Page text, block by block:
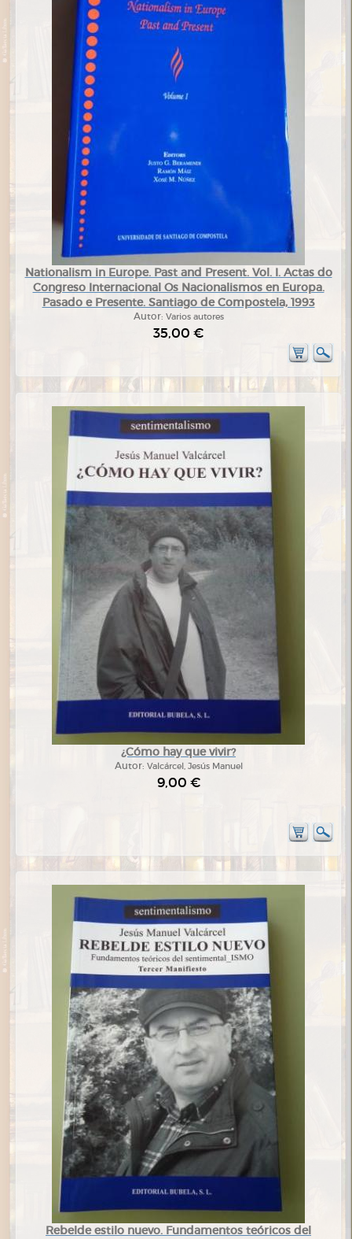
Nationalism in Europe. Past and Present. Vol. I. Actas do
Congreso Internacional Os Nacionalismos en Europa.
Pasado e Presente. Santiago de Compostela, 1993
Autor: Varios autores
35,00 €
¿Cómo hay que vivir?
Autor: Valcárcel, Jesús Manuel
9,00 €
Rebelde estilo nuevo. Fundamentos teóricos del